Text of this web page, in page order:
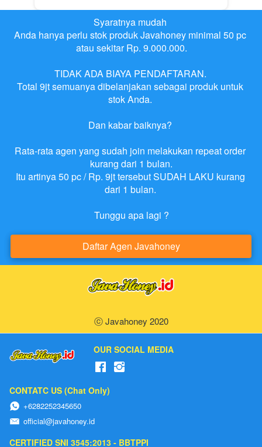
Syaratnya mudah
Anda hanya perlu stok produk Javahoney minimal 50 pc
atau sekitar Rp. 9.000.000.
TIDAK ADA BIAYA PENDAFTARAN.
Total 9jt semuanya dibelanjakan sebagai produk untuk
stok Anda.
Dan kabar baiknya?
Rata-rata agen yang sudah join melakukan repeat order
kurang dari 1 bulan.
Itu artinya 50 pc / Rp. 9jt tersebut SUDAH LAKU kurang
dari 1 bulan.
Tunggu apa lagi ?
`Daftar Agen Javahoney
ⓒ Javahoney 2020
OUR SOCIAL MEDIA
CONTATC US (Chat Only)
+6282252345650
official@javahoney.id
CERTIFIED SNI 3545:2013 - BBTPPI